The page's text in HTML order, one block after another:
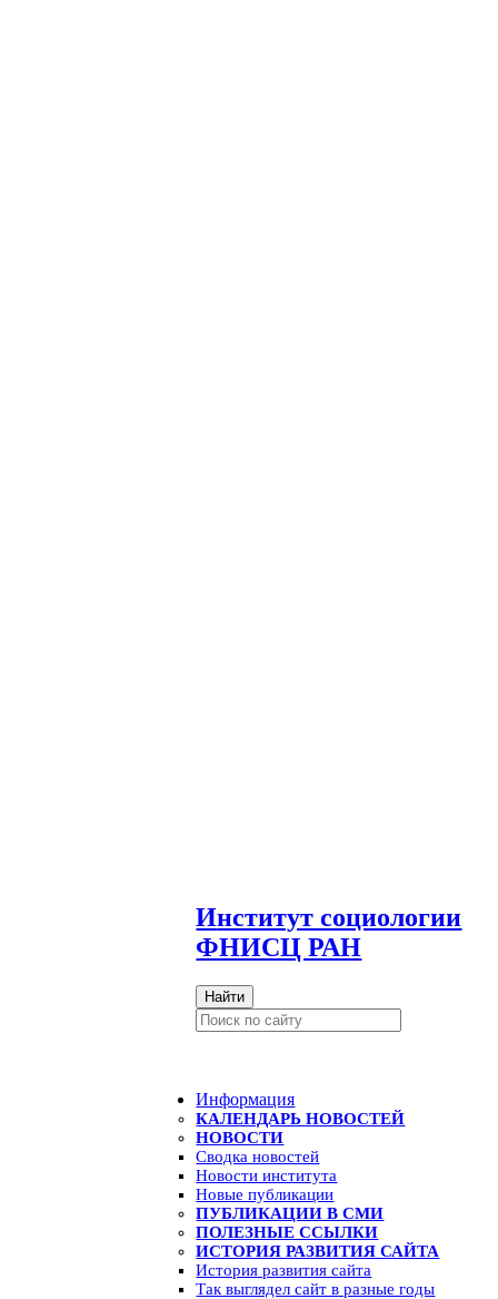
Институт социологии
ФНИСЦ РАН
Найти
Информация
КАЛЕНДАРЬ НОВОСТЕЙ
НОВОСТИ
Сводка новостей
Новости института
Новые публикации
ПУБЛИКАЦИИ В СМИ
ПОЛЕЗНЫЕ ССЫЛКИ
ИСТОРИЯ РАЗВИТИЯ САЙТА
История развития сайта
Так выглядел сайт в разные годы